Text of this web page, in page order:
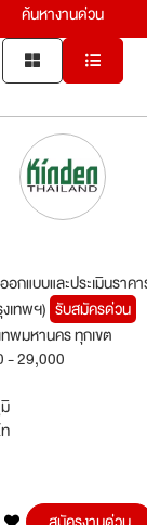
ค้นหางานด่วน
อกแบบและประเมินราค
เทพฯ) รับสมัครด่วน
ทพมหานคร ทุกเขต
- 29,000